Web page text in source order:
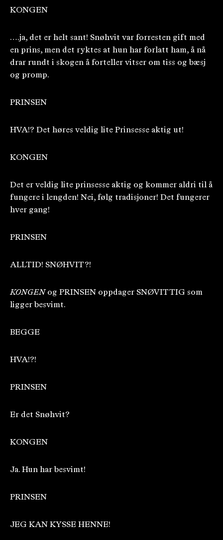
KONGEN
….ja, det er helt sant! Snøhvit var forresten gift med
en prins, men det ryktes at hun har forlatt ham, å nå
drar rundt i skogen å forteller vitser om tiss og bæsj
og promp.
PRINSEN
HVA!? Det høres veldig lite Prinsesse aktig ut!
KONGEN
Det er veldig lite prinsesse aktig og kommer aldri til å
fungere i lengden! Nei, følg tradisjoner! Det fungerer
hver gang!
PRINSEN
ALLTID! SNØHVIT?!
KONGENog PRINSEN oppdager SNØVITTIG som
ligger besvimt.
BEGGE
HVA!?!
PRINSEN
Er det Snøhvit?
KONGEN
Ja. Hun har besvimt!
PRINSEN
JEG KAN KYSSE HENNE!